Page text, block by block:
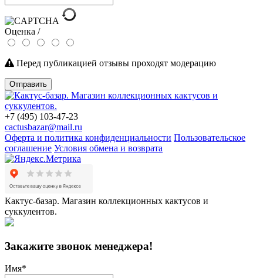
Оценка /
Перед публикацией отзывы проходят модерацию
Отправить
+7 (495) 103-47-23
cactusbazar@mail.ru
Оферта и политика конфиденциальности Пользовательское
соглашение Условия обмена и возврата
Кактус-базар. Магазин коллекционных кактусов и
суккулентов.
Закажите звонок менеджера!
Имя*